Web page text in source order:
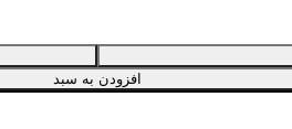
افزودن به سبد